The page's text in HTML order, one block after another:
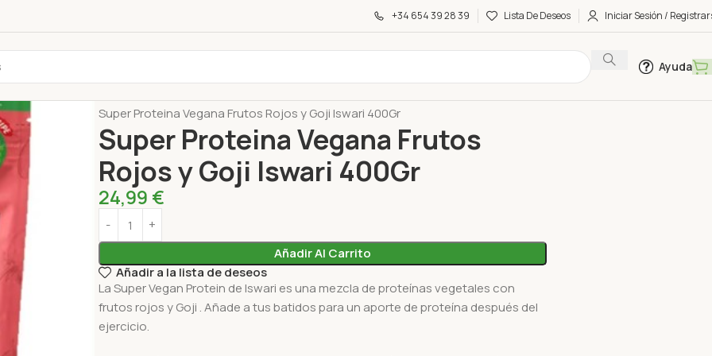
+34 654 39 28 39 Lista De Deseos Iniciar Sesión /
Ayuda
Super Proteina Vegana Frutos Rojos y Goji Iswari 400Gr
Super Proteina Vegana Frutos
Rojos y Goji Iswari 400Gr
24,99 €
Añadir Al Carrito
Añadir a la lista de deseos
La Super Vegan Protein de Iswari es una mezcla de proteínas vegetales con
frutos rojos y Goji . Añade a tus batidos para un aporte de proteína después del
ejercicio.